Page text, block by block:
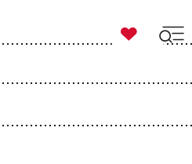

taz zahl ich